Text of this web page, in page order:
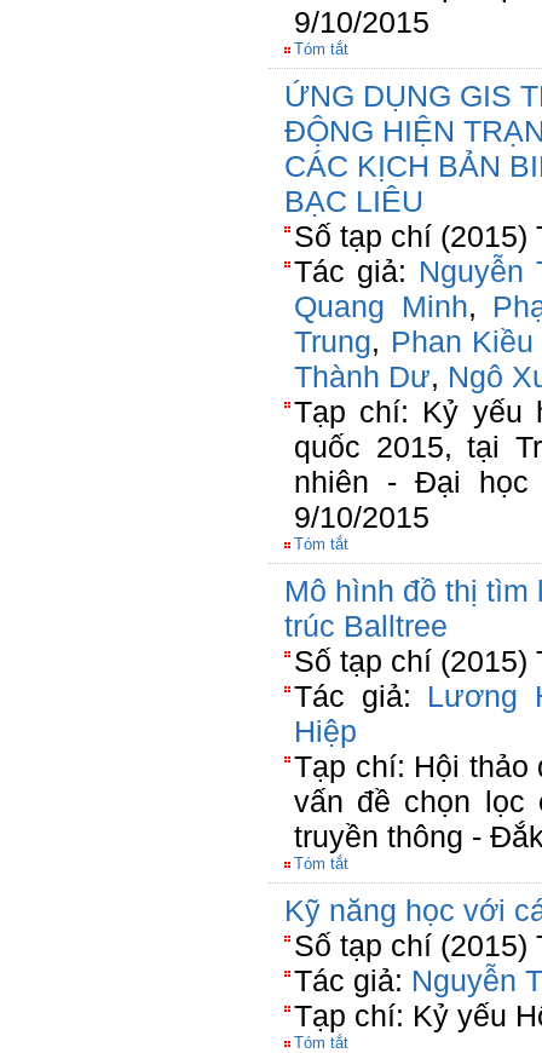
9/10/2015
Tóm tắt
ỨNG DỤNG GIS
ĐỘNG HIỆN
CÁC KỊCH BẢN
BẠC LIÊU
Số tạp chí (2015)
Tác giả: Nguyễn
Quang Minh,
Trung, Phan
Thành Dư, Ngô
Tạp chí: Kỷ yếu
quốc 2015, tại
nhiên - Đại học
9/10/2015
Tóm tắt
Mô hình đồ thị
trúc Balltree
Số tạp chí (2015)
Tác giả: Lương
Hiệp
Tạp chí: Hội thảo
vấn đề chọn lọc
truyền thông -
Tóm tắt
Kỹ năng học với
Số tạp chí (2015)
Tác giả: Nguyễn
Tạp chí: Kỷ yếu
Tóm tắt